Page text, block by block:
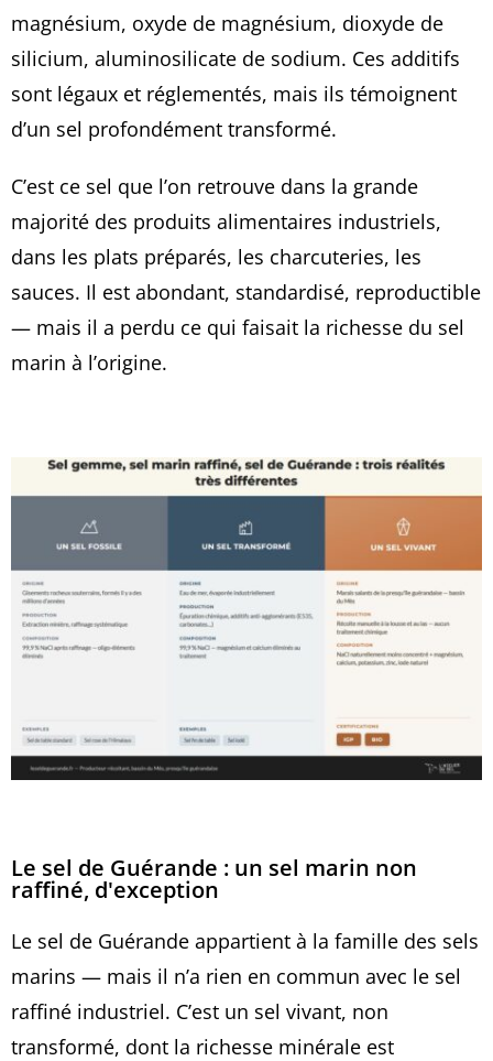
magnésium, oxyde de magnésium, dioxyde de
silicium, aluminosilicate de sodium. Ces additifs
sont légaux et réglementés, mais ils témoignent
d’un sel profondément transformé.
C’est ce sel que l’on retrouve dans la grande
majorité des produits alimentaires industriels,
dans les plats préparés, les charcuteries, les
sauces. Il est abondant, standardisé, reproductible
— mais il a perdu ce qui faisait la richesse du sel
marin à l’origine.
Le sel de Guérande : un sel marin non
raffiné, d'exception
Le sel de Guérande appartient à la famille des sels
marins — mais il n’a rien en commun avec le sel
raffiné industriel. C’est un sel vivant, non
transformé, dont la richesse minérale est